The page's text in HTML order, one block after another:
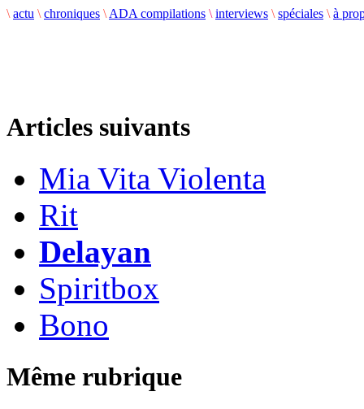
\ actu \ chroniques \ ADA compilations \ interviews \ spéciales \ à
Articles suivants
Mia Vita Violenta
Rit
Delayan
Spiritbox
Bono
Même rubrique